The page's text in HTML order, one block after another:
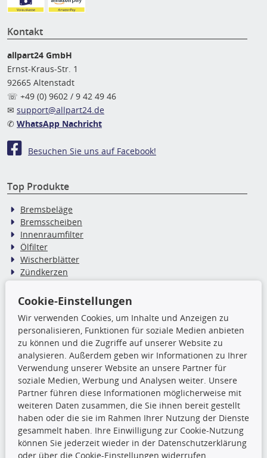
Kontakt
allpart24 GmbH
Ernst-Kraus-Str. 1
92665 Altenstadt
☏ +49 (0) 9602 / 9 42 49 46
✉ support@allpart24.de
✆ WhatsApp Nachricht
Besuchen Sie uns auf Facebook!
Top Produkte
Bremsbeläge
Bremsscheiben
Innenraumfilter
Ölfilter
Wischerblätter
Zündkerzen
TecDoc Inside
Die hier angezeigten Daten,
insbesondere die gesamte Datenbank,
dürfen nicht kopiert werden. Es ist zu
unterlassen, die Daten oder die gesamte Datenbank ohne
vorherige Zustimmung TecDocs zu vervielfältigen, zu
verbreiten und/oder diese Handlungen durch Dritte ausführen
zu lassen. Ein Zuwiderhandeln stellt eine
Urheberrechtsverletzung dar und wird verfolgt.
Ronny’s Newsletter
Cookie-Einstellungen
Wir verwenden Cookies, um Inhalte und Anzeigen zu
personalisieren, Funktionen für soziale Medien anbieten
zu können und die Zugriffe auf unserer Website zu
analysieren. Außerdem geben wir Informationen zu Ihrer
Verwendung unserer Website an unsere Partner für
soziale Medien, Werbung und Analysen weiter. Unsere
Partner führen diese Informationen möglicherweise mit
weiteren Daten zusammen, die Sie ihnen bereit gestellt
haben oder die sie im Rahmen Ihrer Nutzung der Dienste
gesammelt haben. Ihre Einwilligung zur Cookie-Nutzung
können Sie jederzeit wieder in der Datenschutzerklärung
oder über die Cookie-Einstellungen widerrufen.